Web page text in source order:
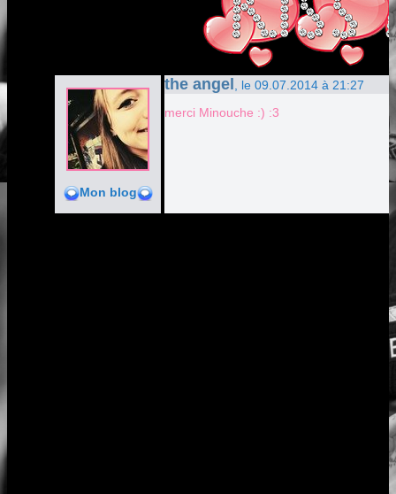
Mon blog
the angel
, le 09.07.2014 à 21:27
merci Minouche :) :3